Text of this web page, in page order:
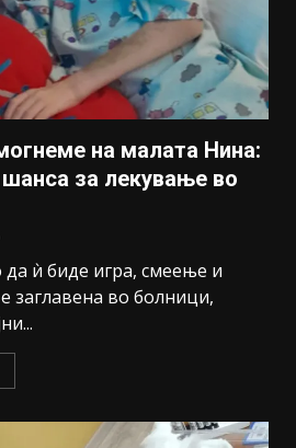
на малата Нина:
за лекување во
ѝ биде игра, смеење и
заглавена во болници,